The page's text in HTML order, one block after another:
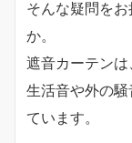
そんな疑問を
か。
遮音カーテンは
生活音や外の
ています。